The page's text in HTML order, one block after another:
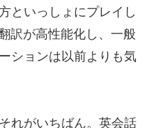
といっしょにプレイし
訳が高性能化し、一般
ションは以前よりも気
れがいちばん。英会話